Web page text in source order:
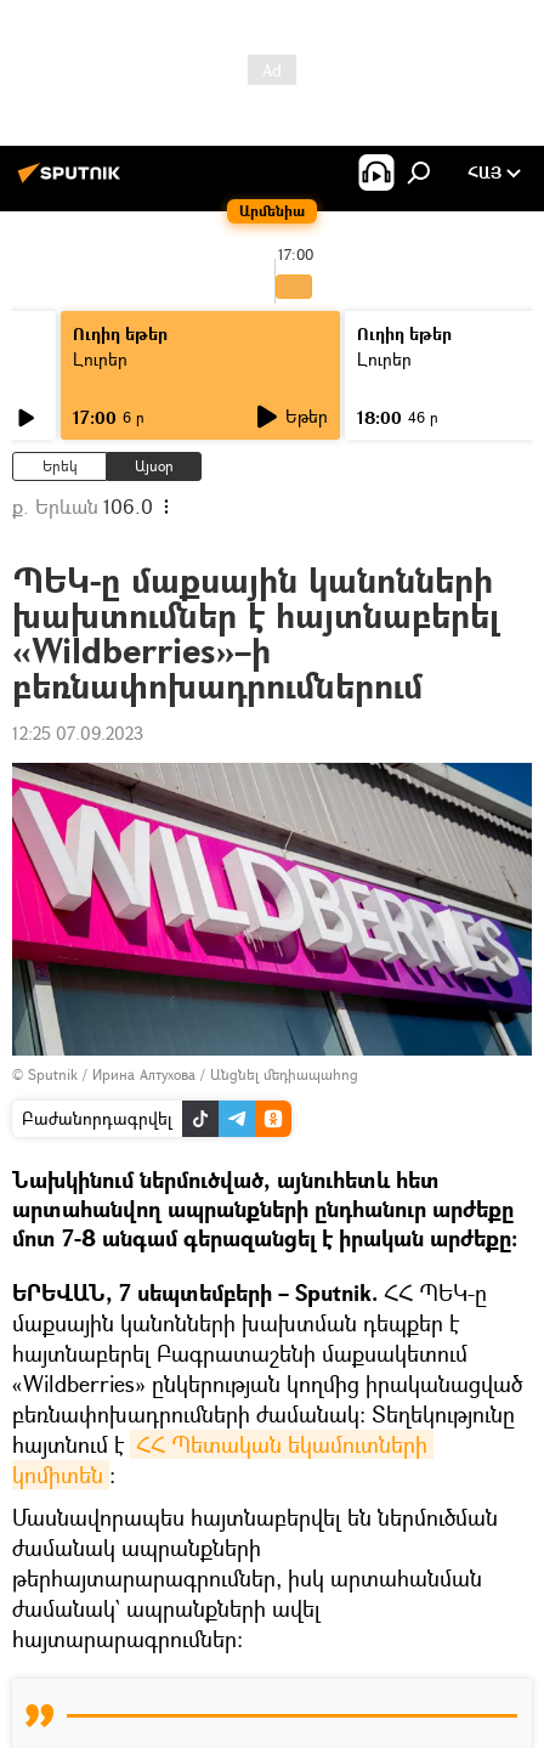
Արմենիա
ՀԱՅ
17:00
Ուղիղ եթեր
Լուրեր
17:00 6 ր Եթեր
Ուղիղ եթեր
Լուրեր
18:00 46 ր
Երեկ Այսօր
ք. Երևան 106.0
ՊԵԿ-ը մաքսային կանոնների
խախտումներ է հայտնաբերել
«Wildberries»–ի
բեռնափոխադրումներում
12:25 07.09.2023
© Sputnik / Ирина Алтухова / Անցնել մեդիապահոց
Բաժանորդագրվել
Նախկինում ներմուծված, այնուհետև հետ
արտահանվող ապրանքների ընդհանուր արժեքը
մոտ 7-8 անգամ գերազանցել է իրական արժեքը։
ԵՐԵՎԱՆ, 7 սեպտեմբերի – Sputnik. ՀՀ ՊԵԿ-ը
մաքսային կանոնների խախտման դեպքեր է
հայտնաբերել Բագրատաշենի մաքսակետում
«Wildberries» ընկերության կողմից իրականացված
բեռնափոխադրումների ժամանակ։ Տեղեկությունը
հայտնում է ՀՀ Պետական եկամուտների
կոմիտեն ։
Մասնավորապես հայտնաբերվել են ներմուծման
ժամանակ ապրանքների
թերհայտարարագրումներ, իսկ արտահանման
ժամանակ` ապրանքների ավել
հայտարարագրումներ։